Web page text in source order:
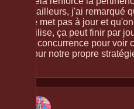
D'ailleurs, j'ai remarqué
se met pas à jour et
utilise, ça peut finir par
la concurrence pour
pour notre propre